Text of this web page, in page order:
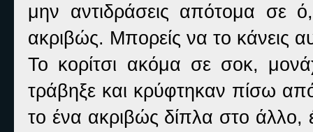
μην αντιδράσεις απότομα σε
ακριβώς. Μπορείς να το κάνεις
Το κορίτσι ακόμα σε σοκ,
τράβηξε και κρύφτηκαν πίσω
το ένα ακριβώς δίπλα στο άλλο,